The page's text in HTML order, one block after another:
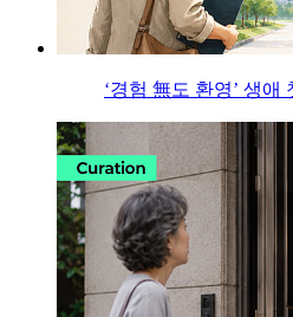
‘경험 無도 환영’ 생애